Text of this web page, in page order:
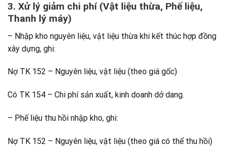
3. Xử lý giảm chi phí (Vật liệu thừa, Phế liệu,
Thanh lý máy)
– Nhập kho nguyên liệu, vật liệu thừa khi kết thúc hợp đồng
xây dựng, ghi:
Nợ TK 152 – Nguyên liệu, vật liệu (theo giá gốc)
Có TK 154 – Chi phí sản xuất, kinh doanh dở dang.
– Phế liệu thu hồi nhập kho, ghi:
Nợ TK 152 – Nguyên liệu, vật liệu (theo giá có thể thu hồi)